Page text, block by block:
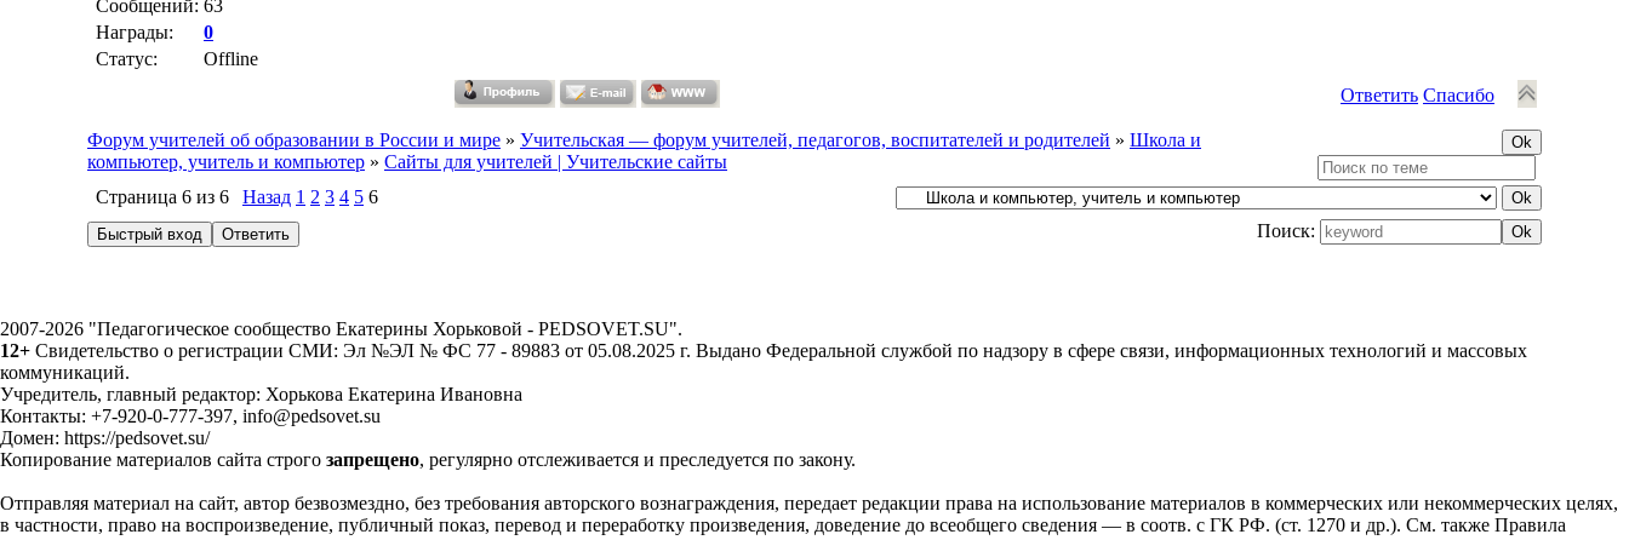
Сообщений: 63
Награды:
0
Статус:
Offline
Ответить Спасибо
Форум учителей об образовании в России и мире » Учительская — форум учителей, педагогов, воспитателей и родителей » Школа и
компьютер, учитель и компьютер » Сайты для учителей | Учительские сайты
Страница 6 из 6 Назад 1 2 3 4 5 6
Поиск:
2007-2026 "Педагогическое сообщество Екатерины Хорьковой - PEDSOVET.SU".
12+ Свидетельство о регистрации СМИ: Эл №ЭЛ № ФС 77 - 89883 от 05.08.2025 г. Выдано Федеральной службой по надзору в сфере связи, информационных технологий и массовых
коммуникаций.
Учредитель, главный редактор: Хорькова Екатерина Ивановна
Контакты: +7-920-0-777-397, info@pedsovet.su
Домен: https://pedsovet.su/
Копирование материалов сайта строго запрещено, регулярно отслеживается и преследуется по закону.
Отправляя материал на сайт, автор безвозмездно, без требования авторского вознаграждения, передает редакции права на использование материалов в коммерческих или некоммерческих целях,
в частности, право на воспроизведение, публичный показ, перевод и переработку произведения, доведение до всеобщего сведения — в соотв. с ГК РФ. (ст. 1270 и др.). См. также Правила